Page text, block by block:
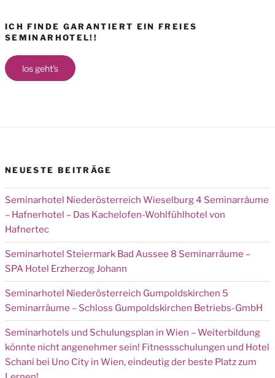
ICH FINDE GARANTIERT EIN FREIES
SEMINARHOTEL!!
los geht's
NEUESTE BEITRÄGE
Seminarhotel Niederösterreich Wieselburg 4 Seminarräume
– Hafnerhotel – Das Kachelofen-Wohlfühlhotel von
Hafnertec
Seminarhotel Steiermark Bad Aussee 8 Seminarräume –
SPA Hotel Erzherzog Johann
Seminarhotel Niederösterreich Gumpoldskirchen 5
Seminarräume – Schloss Gumpoldskirchen Betriebs-GmbH
Seminarhotels und Schulungsplan in Wien – Weiterbildung
könnte nicht angenehmer sein! Fitnessschulungen und Hotel
Schani bei Uno City in Wien, eindeutig der beste Platz zum